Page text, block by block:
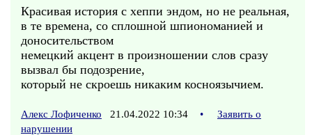
Красивая история с хеппи эндом, но не реальная,
в те времена, со сплошной шпиономанией и
доносительством
немецкий акцент в произношении слов сразу
вызвал бы подозрение,
который не скроешь никаким косноязычием.
Алекс Лофиченко 21.04.2022 10:34 •
Заявить о
нарушении